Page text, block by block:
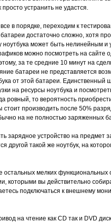
устранить не удастся.
в порядке, переходим к
достаточно сложно, хотя
ноутбука может быть нелинейным
можно посмотреть на сайте
за те средние 10 минут на
батареи не представляется
от этой батареи. Единственный
на ресурсы ноутбука и
ровный, то вероятность
стоит производить после 50%
на не полностью заряженных
зарядное устройство на предмет
другой такой же ноутбук, на
остальных мелких функциональных
которыми вы действительно
подключаться к внешнему
на чтение как CD так и DVD